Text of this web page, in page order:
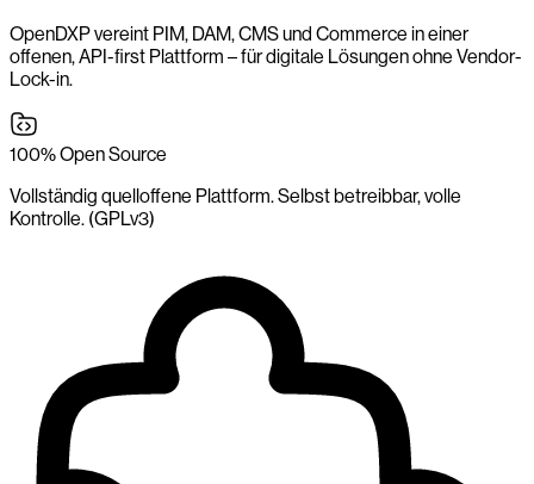
OpenDXP vereint PIM, DAM, CMS und Commerce in einer
offenen, API-first Plattform – für digitale Lösungen ohne Vendor-
Lock-in.
100% Open Source
Vollständig quelloffene Plattform. Selbst betreibbar, volle
Kontrolle. (GPLv3)